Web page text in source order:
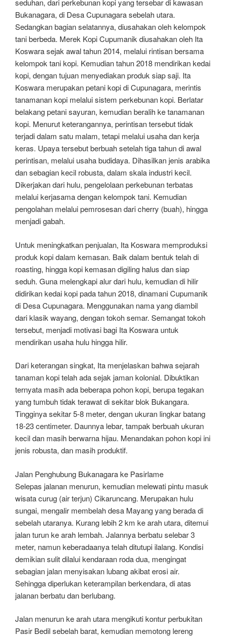
seduhan, dari perkebunan kopi yang tersebar di kawasan
Bukanagara, di Desa Cupunagara sebelah utara.
Sedangkan bagian selatannya, diusahakan oleh kelompok
tani berbeda. Merek Kopi Cupumanik diusahakan oleh Ita
Koswara sejak awal tahun 2014, melalui rintisan bersama
kelompok tani kopi. Kemudian tahun 2018 mendirikan kedai
kopi, dengan tujuan menyediakan produk siap saji. Ita
Koswara merupakan petani kopi di Cupunagara, merintis
tanamanan kopi melalui sistem perkebunan kopi. Berlatar
belakang petani sayuran, kemudian beralih ke tanamanan
kopi. Menurut keterangannya, perintisan tersebut tidak
terjadi dalam satu malam, tetapi melalui usaha dan kerja
keras. Upaya tersebut berbuah setelah tiga tahun di awal
perintisan, melalui usaha budidaya. Dihasilkan jenis arabika
dan sebagian kecil robusta, dalam skala industri kecil.
Dikerjakan dari hulu, pengelolaan perkebunan terbatas
melalui kerjasama dengan kelompok tani. Kemudian
pengolahan melalui pemrosesan dari cherry (buah), hingga
menjadi gabah.
Untuk meningkatkan penjualan, Ita Koswara memproduksi
produk kopi dalam kemasan. Baik dalam bentuk telah di
roasting, hingga kopi kemasan digiling halus dan siap
seduh. Guna melengkapi alur dari hulu, kemudian di hilir
didirikan kedai kopi pada tahun 2018, dinamani Cupumanik
di Desa Cupunagara. Menggunakan nama yang diambil
dari klasik wayang, dengan tokoh semar. Semangat tokoh
tersebut, menjadi motivasi bagi Ita Koswara untuk
mendirikan usaha hulu hingga hilir.
Dari keterangan singkat, Ita menjelaskan bahwa sejarah
tanaman kopi telah ada sejak jaman kolonial. Dibuktikan
ternyata masih ada beberapa pohon kopi, berupa tegakan
yang tumbuh tidak terawat di sekitar blok Bukangara.
Tingginya sekitar 5-8 meter, dengan ukuran lingkar batang
18-23 centimeter. Daunnya lebar, tampak berbuah ukuran
kecil dan masih berwarna hijau. Menandakan pohon kopi ini
jenis robusta, dan masih produktif.
Jalan Penghubung Bukanagara ke Pasirlame
Selepas jalanan menurun, kemudian melewati pintu masuk
wisata curug (air terjun) Cikaruncang. Merupakan hulu
sungai, mengalir membelah desa Mayang yang berada di
sebelah utaranya. Kurang lebih 2 km ke arah utara, ditemui
jalan turun ke arah lembah. Jalannya berbatu selebar 3
meter, namun keberadaanya telah ditutupi ilalang. Kondisi
demikian sulit dilalui kendaraan roda dua, mengingat
sebagian jalan menyisakan lubang akibat erosi air.
Sehingga diperlukan keterampilan berkendara, di atas
jalanan berbatu dan berlubang.
Jalan menurun ke arah utara mengikuti kontur perbukitan
Pasir Bedil sebelah barat, kemudian memotong lereng